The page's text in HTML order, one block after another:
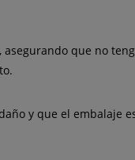
que no
y que el embalaje